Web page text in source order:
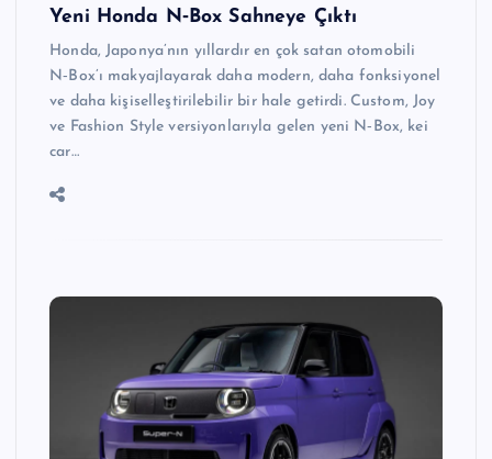
Yeni Honda N‑Box Sahneye Çıktı
Honda, Japonya’nın yıllardır en çok satan otomobili
N‑Box’ı makyajlayarak daha modern, daha fonksiyonel
ve daha kişiselleştirilebilir bir hale getirdi. Custom, Joy
ve Fashion Style versiyonlarıyla gelen yeni N‑Box, kei
car…